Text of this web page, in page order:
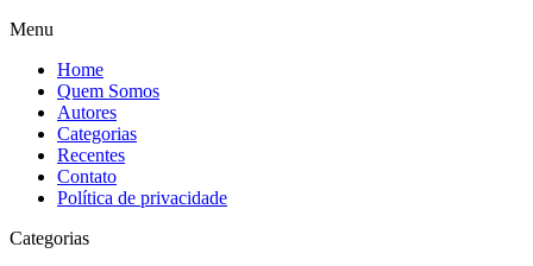
Menu
Home
Quem Somos
Autores
Categorias
Recentes
Contato
Política de privacidade
Categorias